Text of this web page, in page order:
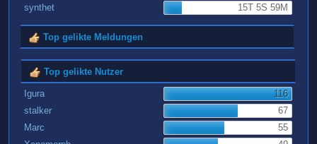
synthet
15T 5S 59M
Top gelikte Meldungen
Top gelikte Nutzer
Igura
116
stalker
67
Marc
55